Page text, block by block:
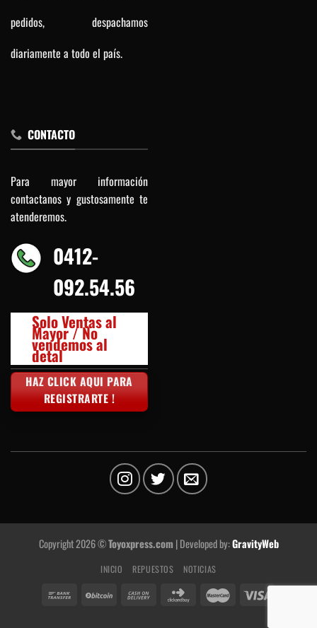
pedidos, despachamos
diariamente a todo el país.
CONTACTO
Para mayor información
contactanos y gustosamente te
atenderemos.
0412-
092.54.56
Solo Ventas al
Mayor / No
vendemos al
detal
HAZ CLICK AQUI PARA
REGISTRARTE !
Copyright 2026 ©Toyoxpress.com | Developed by:GravityWeb
INICIO REPUESTOS NOTICIAS